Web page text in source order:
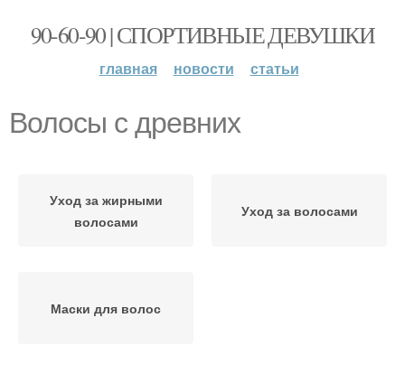
90-60-90 | СПОРТИВНЫЕ ДЕВУШКИ
главная новости статьи
Волосы с древних
Уход за жирными
волосами
Уход за волосами
Маски для волос